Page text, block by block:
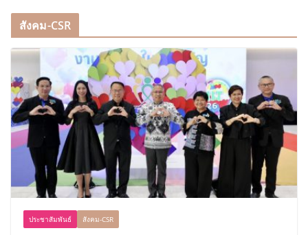
สังคม-CSR
ประชาสัมพันธ์ สังคม-CSR